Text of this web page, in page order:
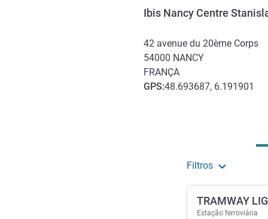
Ibis Nancy Centre
42 avenue du 20ème Corps
54000 NANCY
FRANÇA
GPS:48.693687, 6.191901
Filtros
TRAMWAY
Estação ferroviária